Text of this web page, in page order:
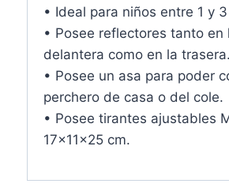
• Ideal para niños entre 1 y
• Posee reflectores tanto en
delantera como en la trasera.
• Posee un asa para poder
perchero de casa o del cole.
• Posee tirantes ajustables
17x11x25 cm.